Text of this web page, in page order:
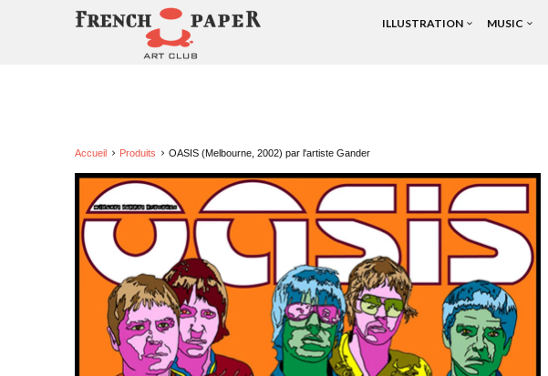
ILLUSTRATION MUSIC
Accueil Produits OASIS (Melbourne, 2002) par l'artiste Gander